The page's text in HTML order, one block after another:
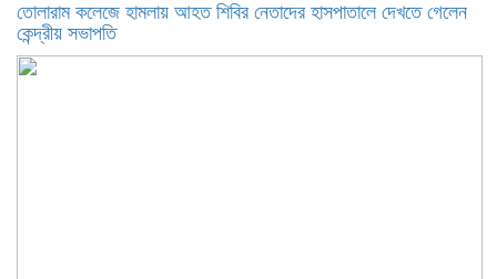
তোলারাম কলেজে হামলায় আহত শিবির নেতাদের হাসপাতালে দেখতে গেলেন
কেন্দ্রীয় সভাপতি